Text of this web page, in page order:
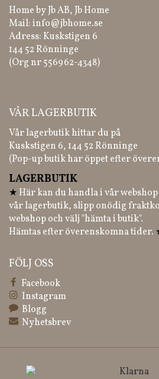
Home by Jb AB, Jb Home
Mail:info@jbhome.se
Adress: Kuskstigen 6
144 52 Rönninge
(Org nr 556962-4348)
VÅR LAGERBUTIK
Vår lagerbutik hittar du på
Kuskstigen 6, 144 52 Rönninge
(Pop-up butik har öppet efter
LAGERBUTIK
★ Här kan du handla i vår
vår lagerbutik, slipp onödig
webshop och välj "hämta i butik".
Hämtas efter överenskomna tider.
FÖLJ OSS
Facebook
Instagram
Blogg
Nyhetsbrev